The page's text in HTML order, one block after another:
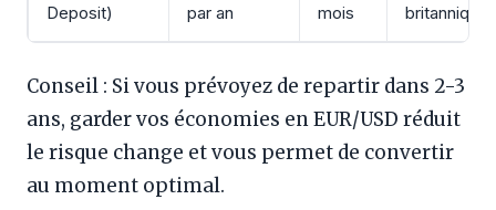
Deposit)
par an
mois
britannique
Conseil : Si vous prévoyez de repartir dans 2-3
ans, garder vos économies en EUR/USD réduit
le risque change et vous permet de convertir
au moment optimal.